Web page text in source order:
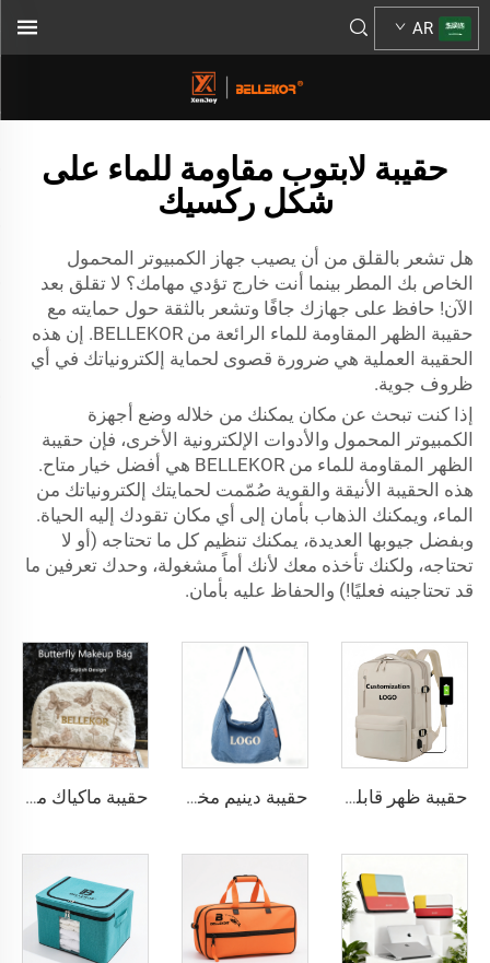
AR
حقيبة لابتوب مقاومة للماء على
شكل ركسيك
هل تشعر بالقلق من أن يصيب جهاز الكمبيوتر المحمول
الخاص بك المطر بينما أنت خارج تؤدي مهامك؟ لا تقلق بعد
الآن! حافظ على جهازك جافًا وتشعر بالثقة حول حمايته مع
حقيبة الظهر المقاومة للماء الرائعة من BELLEKOR. إن هذه
الحقيبة العملية هي ضرورة قصوى لحماية إلكترونياتك في أي
ظروف جوية.
إذا كنت تبحث عن مكان يمكنك من خلاله وضع أجهزة
الكمبيوتر المحمول والأدوات الإلكترونية الأخرى، فإن حقيبة
الظهر المقاومة للماء من BELLEKOR هي أفضل خيار متاح.
هذه الحقيبة الأنيقة والقوية صُمّمت لحمايتك إلكترونياتك من
الماء، ويمكنك الذهاب بأمان إلى أي مكان تقودك إليه الحياة.
وبفضل جيوبها العديدة، يمكنك تنظيم كل ما تحتاجه (أو لا
تحتاجه، ولكنك تأخذه معك لأنك أماً مشغولة، وحدك تعرفين ما
قد تحتاجينه فعليًا!) والحفاظ عليه بأمان.
حقيبة ظهر قابلة للتوسيع مصنوعة من النيلون بسعة كبيرة مضادة للسرقة مخصصة للسفر الجوي تصلح كحقيبة يد تحتوي على مكان للكمبيوتر المحمول للرجال والنساء حقيبة دينيم مخصصة: حقيبة كتف دينيم مغسولة بأسلوب ريترو: مبيعات مباشرة من المصنع مع دعم التطريز/الطباعة للشعار حقيبة ماكياك منشفة بتصميم فراشة من BELLEKOR